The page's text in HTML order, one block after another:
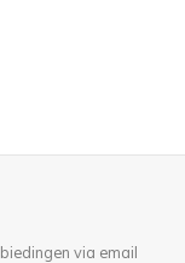
via email